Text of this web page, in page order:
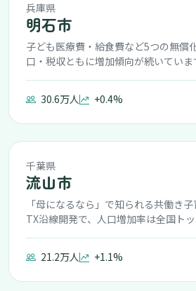
兵庫県
明石市
子ども医療費・給食費など5つの無償
口・税収ともに増加傾向が続いていま
30.6万人 +0.4%
千葉県
流山市
「母になるなら」で知られる共働き
TX沿線開発で、人口増加率は全国トッ
21.2万人 +1.1%